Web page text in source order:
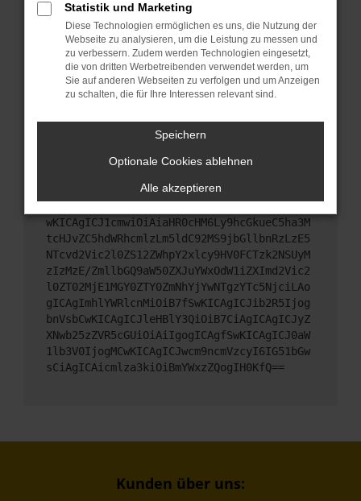
Sicherheitsrisiko, sondern kann auch dazu führen,
dass bestimmte Funktionen nicht mehr
unterstützt werden.
Wende dich an den Webseitenbetreiber.
Wenn du alle oben genannten Schritte versucht
hast, kontaktiere uns bitte. Wir werden versuchen,
das Problem zu beheben. Du kannst uns diesen
Text schicken, um uns bei der Fehlersuche zu
unterstützen:
ewogICJuYW1lIjogIk5ldHdvcmtFcnJvciIsCiAgI
mNvbmZpZyI6IHsKICAgICJtZXRob2QiOiAiR0VUIi
wKICAgICJ1cmwiOiAiaHR0cHM6Ly9hcGkueC5ha3M
tcHJvZC5hdWRhcmlzLm5ldC92MS9jbGllbnRzLzE5
NTcvd2Vic2l0ZS12ZWhpY2xlcy9HV0FCTzk2NSUyM
zIzMzE/ZmllbGQ9aW50ZXJuYWxOdW1iZXImd2Vic2
l0ZT02MjE1MGY0ZTY0ZmNhYjYwNTgzYTc5NjciLAo
gICAgImhlYWRlcnMiOiB7fSwKICAgICJib2R5Ijog
bnVsbCwKICAgICJleHBlY3QiOiB7CiAgICAgICJyZ
XNwb25zZVR5cGUiOiAiIgogICAgfSwKICAgICJ0aW
1lb3V0IjogMCwKICAgICJwcm9ncmVzcyI6IG51bGw
sCiAgICAicmlza3kiOiBmYWxzZQogIH0KfQ==
Kunden über uns:
Statistik und Marketing
Diese Technologien ermöglichen es uns, die Nutzung der
Webseite zu analysieren, um die Leistung zu messen und
zu verbessern. Zudem werden Technologien eingesetzt,
die von dritten Werbetreibenden verwendet werden, um
Sie auf anderen Webseiten zu verfolgen und um Anzeigen
zu schalten, die für Ihre Interessen relevant sind.
Speichern
Optionale Cookies ablehnen
Alle akzeptieren